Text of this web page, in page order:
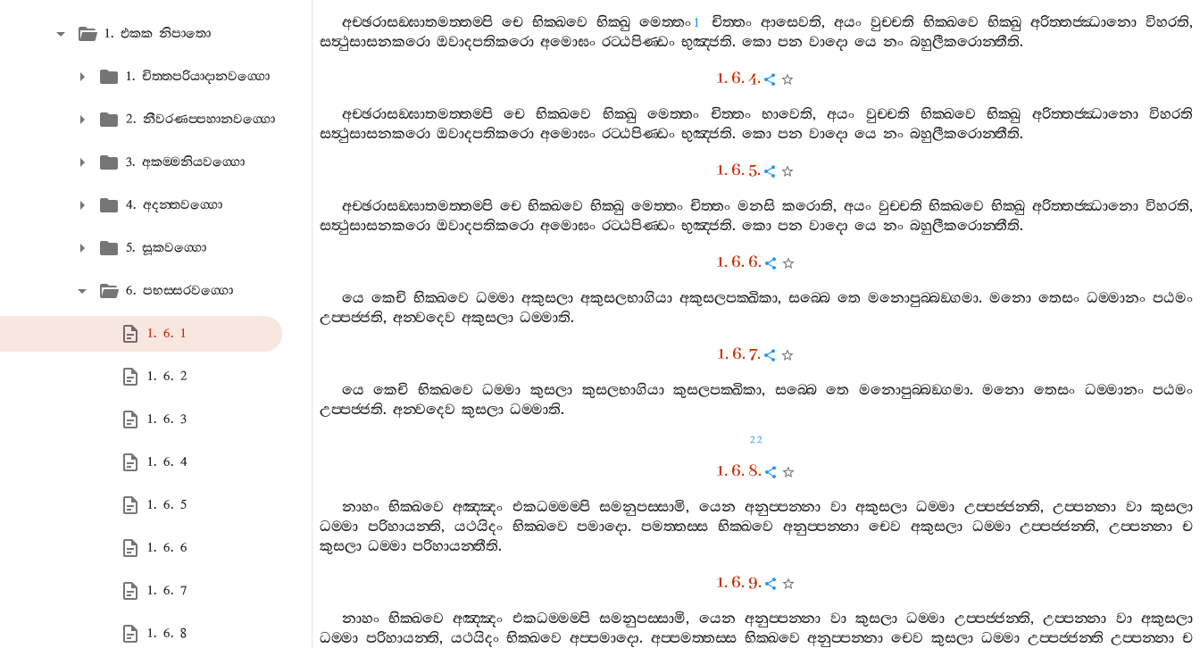
1. එකක නිපාතො
1. චිත‍්තපරියාදානවග‍්ගො
2. නීවරණප‍්පහානවග‍්ගො
3. අකම‍්මනියවග‍්ගො
4. අදන‍්තවග‍්ගො
5. සූකවග‍්ගො
6. පභස‍්සරවග‍්ගො
1. 6. 1
1. 6. 2
1. 6. 3
1. 6. 4
1. 6. 5
1. 6. 6
1. 6. 7
1. 6. 8
අච‍්ඡරාසඞ‍්ඝාතමත‍්තම‍්පි චෙ භික‍්ඛවෙ භික‍්ඛු මෙත‍්තං 1 චිත‍්තං ආසෙවති, අයං වුච‍්චති භික‍්ඛවෙ භික‍්ඛු අරිත‍්තජ‍්ඣානො විහරති,
සත්‍ථුසාසනකරො ඔවාදපතිකරො අමොඝං රට‍්ඨපිණ‍්ඩං භුඤ‍්ජති. කො පන වාදො යෙ නං බහුලීකරොන‍්තීති.
1. 6. 4.
අච‍්ඡරාසඞ‍්ඝාතමත‍්තම‍්පි චෙ භික‍්ඛවෙ භික‍්ඛු මෙත‍්තං චිත‍්තං භාවෙති,අයං වුච‍්චති භික‍්ඛවෙ භික‍්ඛු අරිත‍්තජ‍්ඣානො
විහරති
සත්‍ථුසාසනකරො ඔවාදපතිකරො අමොඝං රට‍්ඨපිණ‍්ඩං භුඤ‍්ජති. කො පන වාදො යෙ නං බහුලීකරොන‍්තීති.
1. 6. 5.
අච‍්ඡරාසඞ‍්ඝාතමත‍්තම‍්පි චෙ භික‍්ඛවෙ භික‍්ඛු මෙත‍්තං චිත‍්තං මනසි කරොති, අයං වුච‍්චති භික‍්ඛවෙ භික‍්ඛු අරිත‍්තජ‍්ඣානො විහරති,
සත්‍ථුසාසනකරො ඔවාදපතිකරො අමොඝං රට‍්ඨපිණ‍්ඩං භුඤ‍්ජති. කො පන වාදො යෙ නං බහුලීකරොන‍්තීති.
1. 6. 6.
යෙ කෙචි භික‍්ඛවෙ ධම‍්මා අකුසලා අකුසලභාගියා අකුසලපක‍්ඛිකා, සබ‍්බෙ තෙ මනොපුබ‍්බඞ‍්ගමා. මනො තෙසං ධම‍්මානං පඨමං
උප‍්පජ‍්ජති, අන‍්වදෙව අකුසලා ධම‍්මාති.
1. 6. 7.
යෙ කෙචි භික‍්ඛවෙ ධම‍්මා කුසලා කුසලභාගියා කුසලපක‍්ඛිකා, සබ‍්බෙ තෙ මනොපුබ‍්බඞ‍්ගමා.මනො තෙසං ධම‍්මානං පඨමං
උප‍්පජ‍්ජති. අන‍්වදෙව කුසලා ධම‍්මාති.
22
1. 6. 8.
නාහං භික‍්ඛවෙ අඤ‍්ඤං එකධම‍්මම‍්පි සමනුපස‍්සාමි, යෙන අනුප‍්පන‍්නා වා අකුසලා ධම‍්මා උප‍්පජ‍්ජන‍්ති,උප‍්පන‍්නා වා කුසලා
ධම‍්මා පරිහායන‍්ති, යථයිදං භික‍්ඛවෙ පමාදො.පමත‍්තස‍්ස භික‍්ඛවෙ අනුප‍්පන‍්නා චෙව අකුසලා ධම‍්මා උප‍්පජ‍්ජන‍්ති,උප‍්පන‍්නා ච
කුසලා ධම‍්මා පරිහායන‍්තීති.
1. 6. 9.
නාහං භික‍්ඛවෙ අඤ‍්ඤං එකධම‍්මම‍්පි සමනුපස‍්සාමි, යෙන අනුප‍්පන‍්නා වා කුසලා ධම‍්මා උප‍්පජ‍්ජන‍්ති,උප‍්පන‍්නා වා අකුසලා
ධම‍්මා පරිහායන‍්ති, යථයිදං භික‍්ඛවෙ අප‍්පමාදො. අප‍්පමත‍්තස‍්ස භික‍්ඛවෙ අනුප‍්පන‍්නා චෙව කුසලා ධම‍්මා උප‍්පජ‍්ජන‍්ති උප‍්පන‍්නා ච